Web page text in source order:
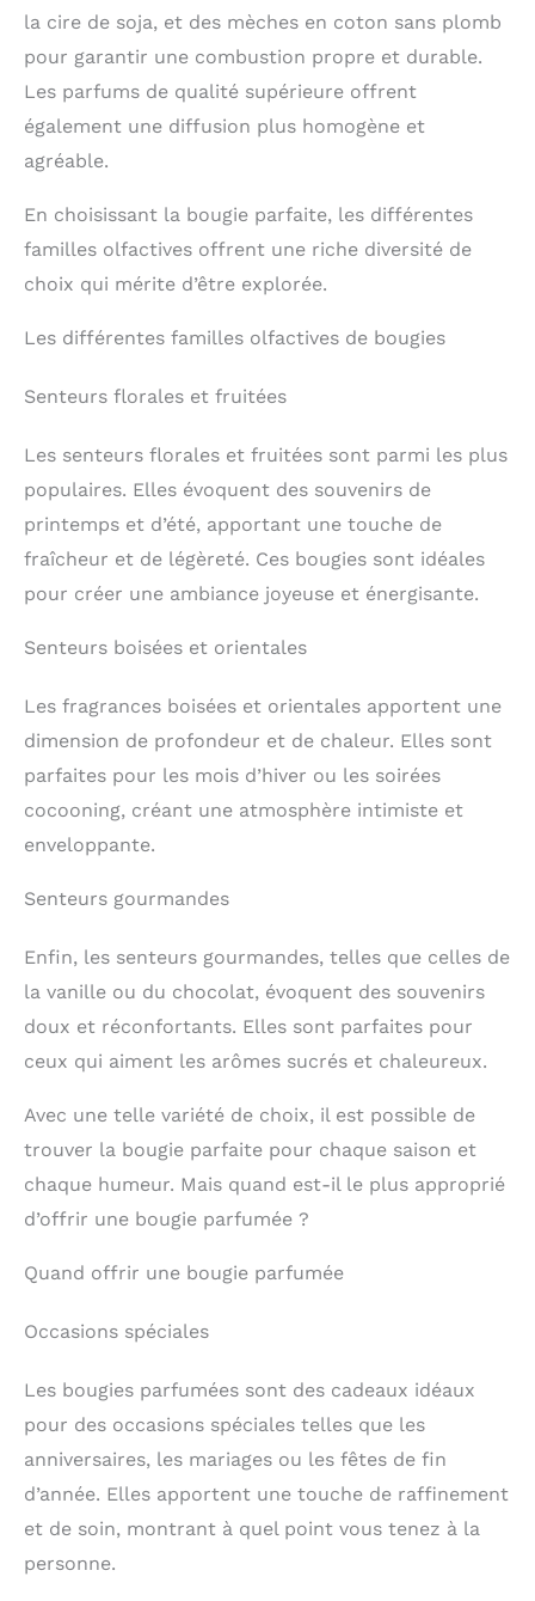
la cire de soja, et des mèches en coton sans plomb
pour garantir une combustion propre et durable.
Les parfums de qualité supérieure offrent
également une diffusion plus homogène et
agréable.
En choisissant la bougie parfaite, les différentes
familles olfactives offrent une riche diversité de
choix qui mérite d’être explorée.
Les différentes familles olfactives de bougies
Senteurs florales et fruitées
Les senteurs florales et fruitées sont parmi les plus
populaires. Elles évoquent des souvenirs de
printemps et d’été, apportant une touche de
fraîcheur et de légèreté. Ces bougies sont idéales
pour créer une ambiance joyeuse et énergisante.
Senteurs boisées et orientales
Les fragrances boisées et orientales apportent une
dimension de profondeur et de chaleur. Elles sont
parfaites pour les mois d’hiver ou les soirées
cocooning, créant une atmosphère intimiste et
enveloppante.
Senteurs gourmandes
Enfin, les senteurs gourmandes, telles que celles de
la vanille ou du chocolat, évoquent des souvenirs
doux et réconfortants. Elles sont parfaites pour
ceux qui aiment les arômes sucrés et chaleureux.
Avec une telle variété de choix, il est possible de
trouver la bougie parfaite pour chaque saison et
chaque humeur. Mais quand est-il le plus approprié
d’offrir une bougie parfumée ?
Quand offrir une bougie parfumée
Occasions spéciales
Les bougies parfumées sont des cadeaux idéaux
pour des occasions spéciales telles que les
anniversaires, les mariages ou les fêtes de fin
d’année. Elles apportent une touche de raffinement
et de soin, montrant à quel point vous tenez à la
personne.